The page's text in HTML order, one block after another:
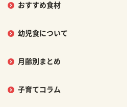
おすすめ食材
幼児食について
月齢別まとめ
子育てコラム